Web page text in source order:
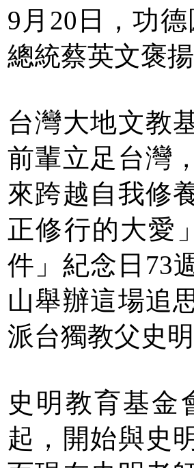
9月20日，功
總統蔡英文褒揚
台灣大地文教
前輩立足台灣
來跨越自我修
正修行的大愛
件」紀念日73
山舉辦這場追
派台獨教父史
史明教育基金
起，開始與史